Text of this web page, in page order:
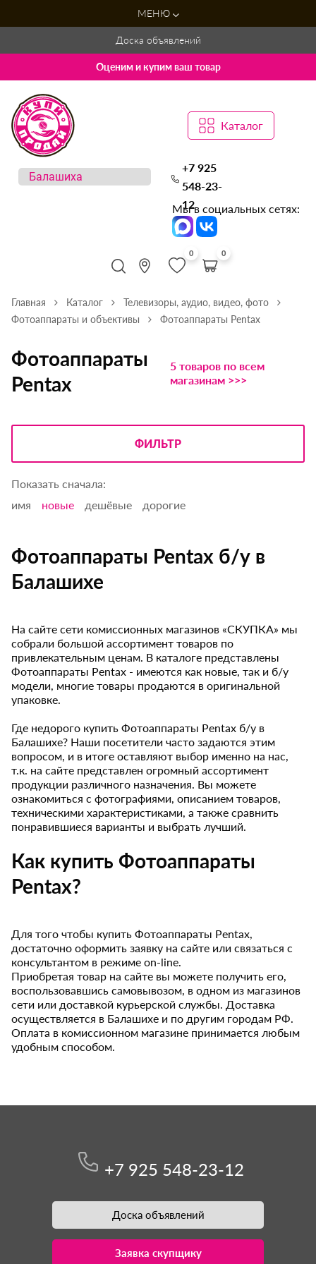
МЕНЮ
Доска объявлений
Оценим и купим ваш товар
Каталог
+7 925
548-23-
12
Мы в социальных сетях:
0 0
Главная Каталог
Телевизоры, аудио, видео, фото
Фотоаппараты и объективы
Фотоаппараты Pentax
Фотоаппараты
Pentax
5 товаров по всем
магазинам >>>
ФИЛЬТР
Показать сначала:
имя
новые дешёвые дорогие
Фотоаппараты Pentax б/у в
Балашихе
На сайте сети комиссионных магазинов «СКУПКА» мы
собрали большой ассортимент товаров по
привлекательным ценам. В каталоге представлены
Фотоаппараты Pentax - имеются как новые, так и б/у
модели, многие товары продаются в оригинальной
упаковке.
Где недорого купить Фотоаппараты Pentax б/у в
Балашихе? Наши посетители часто задаются этим
вопросом, и в итоге оставляют выбор именно на нас,
т.к. на сайте представлен огромный ассортимент
продукции различного назначения. Вы можете
ознакомиться с фотографиями, описанием товаров,
техническими характеристиками, а также сравнить
понравившиеся варианты и выбрать лучший.
Как купить Фотоаппараты
Pentax?
Для того чтобы купить Фотоаппараты Pentax,
достаточно оформить заявку на сайте или связаться с
консультантом в режиме on-line.
Приобретая товар на сайте вы можете получить его,
воспользовавшись самовывозом, в одном из магазинов
сети или доставкой курьерской службы. Доставка
осуществляется в Балашихе и по другим городам РФ.
Оплата в комиссионном магазине принимается любым
удобным способом.
+7 925 548-23-12
Доска объявлений
Заявка скупщику